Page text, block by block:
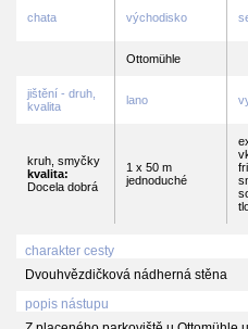
chata východisko
Ottomühle
jištění - druh,
kvalita
lano
kruh, smyčky
kvalita:
Docela dobrá
1 x 50 m
jednoduché
charakter cesty
Dvouhvězdičková nádherná stěna
popis nástupu